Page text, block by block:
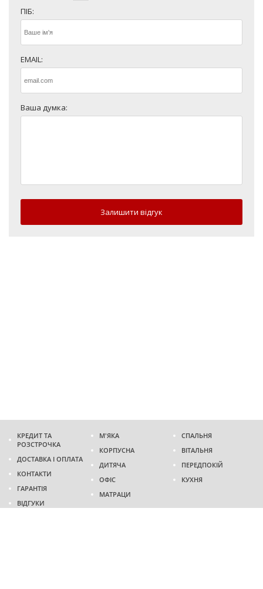
ПІБ:
EMAIL:
Ваша думка:
Залишити відгук
КРЕДИТ ТА
РОЗСТРОЧКА
ДОСТАВКА І ОПЛАТА
КОНТАКТИ
ГАРАНТІЯ
ВІДГУКИ
М'ЯКА
КОРПУСНА
ДИТЯЧА
ОФІС
МАТРАЦИ
СПАЛЬНЯ
ВІТАЛЬНЯ
ПЕРЕДПОКІЙ
КУХНЯ